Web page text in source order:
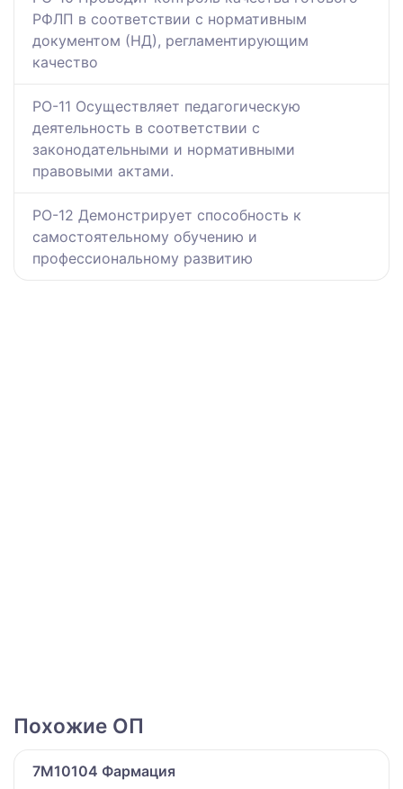
РФЛП в соответствии с нормативным
документом (НД), регламентирующим
качество
РО-11 Осуществляет педагогическую
деятельность в соответствии с
законодательными и нормативными
правовыми актами.
РО-12 Демонстрирует способность к
самостоятельному обучению и
профессиональному развитию
Похожие ОП
7M10104 Фармация